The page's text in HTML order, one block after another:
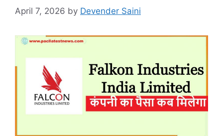
April 7, 2026 by Devender Saini